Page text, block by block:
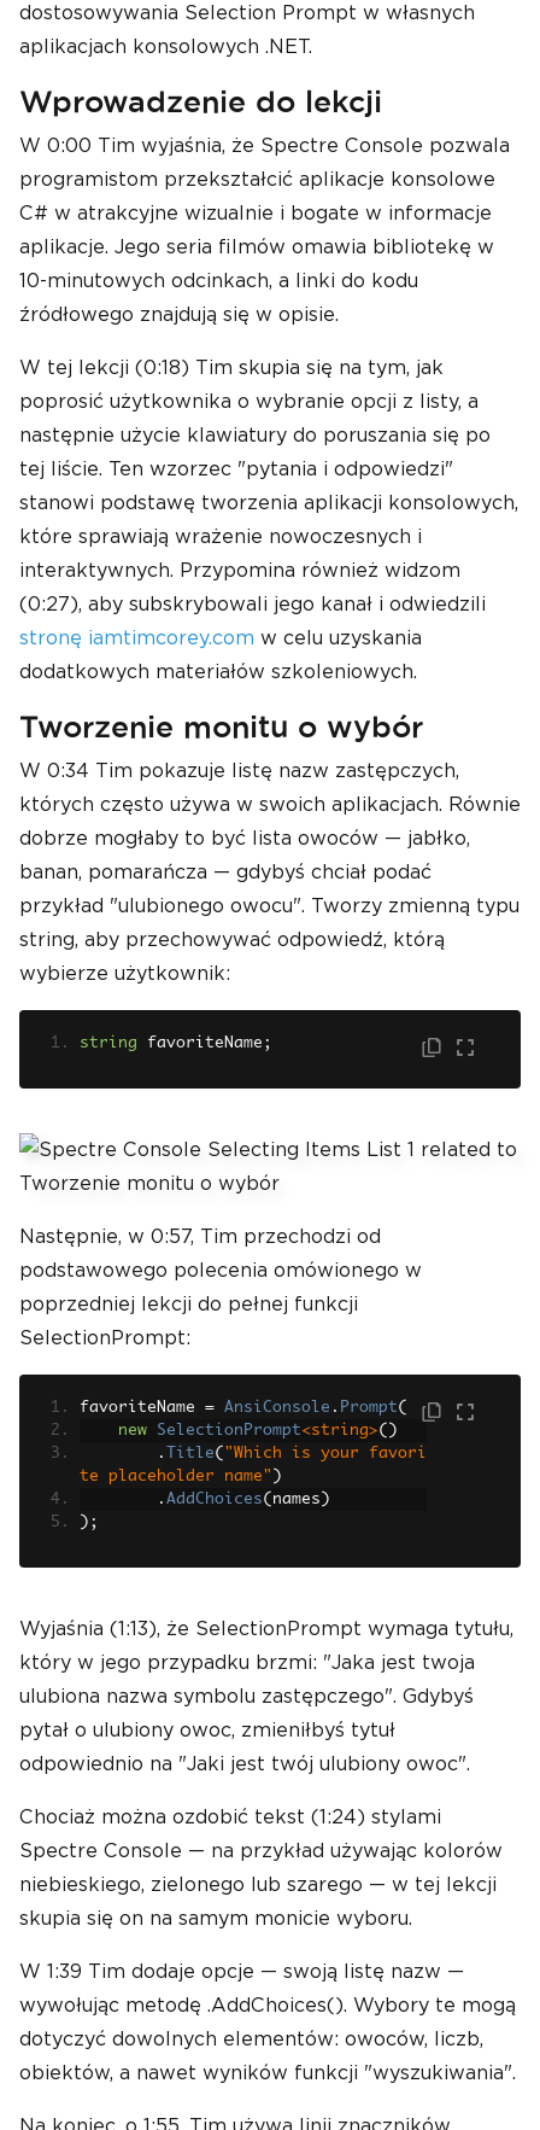
dostosowywania Selection Prompt w własnych
aplikacjach konsolowych .NET.
Wprowadzenie do lekcji
W 0:00 Tim wyjaśnia, że Spectre Console pozwala
programistom przekształcić aplikacje konsolowe
C# w atrakcyjne wizualnie i bogate w informacje
aplikacje. Jego seria filmów omawia bibliotekę w
10-minutowych odcinkach, a linki do kodu
źródłowego znajdują się w opisie.
W tej lekcji (0:18) Tim skupia się na tym, jak
poprosić użytkownika o wybranie opcji z listy, a
następnie użycie klawiatury do poruszania się po
tej liście. Ten wzorzec "pytania i odpowiedzi"
stanowi podstawę tworzenia aplikacji konsolowych,
które sprawiają wrażenie nowoczesnych i
interaktywnych. Przypomina również widzom
(0:27), aby subskrybowali jego kanał i odwiedzili
stronę iamtimcorey.com w celu uzyskania
dodatkowych materiałów szkoleniowych.
Tworzenie monitu o wybór
W 0:34 Tim pokazuje listę nazw zastępczych,
których często używa w swoich aplikacjach. Równie
dobrze mogłaby to być lista owoców — jabłko,
banan, pomarańcza — gdybyś chciał podać
przykład "ulubionego owocu". Tworzy zmienną typu
string, aby przechowywać odpowiedź, którą
wybierze użytkownik:
string favoriteName ;
Następnie, w 0:57, Tim przechodzi od
podstawowego polecenia omówionego w
poprzedniej lekcji do pełnej funkcji
SelectionPrompt:
favoriteName = AnsiConsole . Prompt(
new
SelectionPrompt<string>()
.
Title( "Which is your favori
te placeholder name" )
. AddChoices( names )
);
Wyjaśnia (1:13), że SelectionPrompt wymaga tytułu,
który w jego przypadku brzmi: "Jaka jest twoja
ulubiona nazwa symbolu zastępczego". Gdybyś
pytał o ulubiony owoc, zmieniłbyś tytuł
odpowiednio na "Jaki jest twój ulubiony owoc".
Chociaż można ozdobić tekst (1:24) stylami
Spectre Console — na przykład używając kolorów
niebieskiego, zielonego lub szarego — w tej lekcji
skupia się on na samym monicie wyboru.
W 1:39 Tim dodaje opcje — swoją listę nazw —
wywołując metodę .AddChoices(). Wybory te mogą
dotyczyć dowolnych elementów: owoców, liczb,
obiektów, a nawet wyników funkcji "wyszukiwania".